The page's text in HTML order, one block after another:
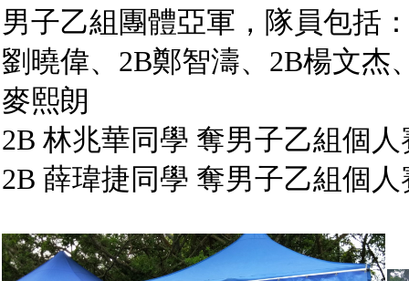
男子乙組團體亞軍，隊員包括
劉曉偉、2B鄭智濤、2B楊文杰
麥熙朗
2B 林兆華同學 奪男子乙組個人
2B 薛瑋捷同學 奪男子乙組個人